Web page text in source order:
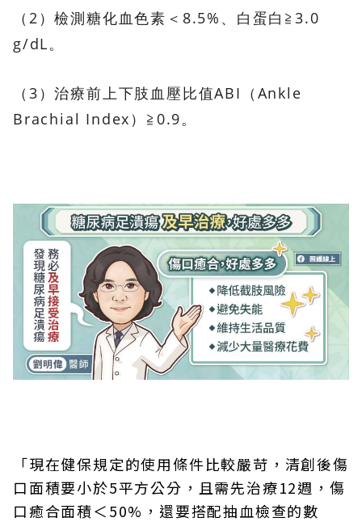
（2）檢測糖化血色素＜8.5%、白蛋白≧3.0
g/dL。
（3）治療前上下肢血壓比值ABI（Ankle
Brachial Index）≧0.9。
「現在健保規定的使用條件比較嚴苛，清創後傷
口面積要小於5平方公分，且需先治療12週，傷
口癒合面積＜50%，還要搭配抽血檢查的數